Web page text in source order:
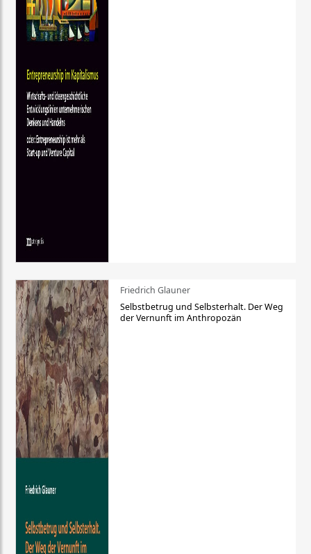
Friedrich Glauner
Selbstbetrug und Selbsterhalt. Der Weg
der Vernunft im Anthropozän